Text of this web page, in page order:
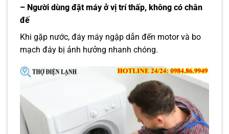
– Người dùng đặt máy ở vị trí thấp, không có chân
đế
Khi gặp nước, đáy máy ngập dẫn đến motor và bo
mạch đáy bị ảnh hưởng nhanh chóng.